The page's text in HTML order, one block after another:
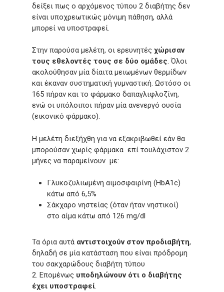
δείξει πως ο αρχόμενος τύπου 2 διαβήτης δεν
είναι υποχρεωτικώς μόνιμη πάθηση, αλλά
μπορεί να υποστραφεί.
Στην παρούσα μελέτη, οι ερευνητές χώρισαν
τους εθελοντές τους σε δύο ομάδες. Όλοι
ακολούθησαν μία δίαιτα μειωμένων θερμίδων
και έκαναν συστηματική γυμναστική. Ωστόσο οι
165 πήραν και το φάρμακο δαπαγλιφλοζίνη,
ενώ οι υπόλοιποι πήραν μία ανενεργό ουσία
(εικονικό φάρμακο).
Η μελέτη διεξήχθη για να εξακριβωθεί εάν θα
μπορούσαν χωρίς φάρμακα επί τουλάχιστον 2
μήνες να παραμείνουν με:
Γλυκοζυλιωμένη αιμοσφαιρίνη (HbA1c)
κάτω από 6,5%
Σάκχαρο νηστείας (όταν ήταν νηστικοί)
στο αίμα κάτω από 126 mg/dl
Τα όρια αυτά αντιστοιχούν στον προδιαβήτη,
δηλαδή σε μία κατάσταση που είναι πρόδρομη
του σακχαρώδους διαβήτη τύπου
2. Επομένως υποδηλώνουν ότι ο διαβήτης
έχει υποστραφεί.